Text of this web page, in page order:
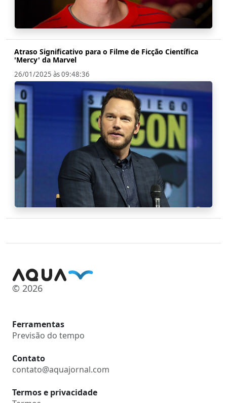
Atraso Significativo para o Filme de Ficção Científica
'Mercy' da Marvel
26/01/2025 às 09:48:36
© 2026
Ferramentas
Previsão do tempo
Contato
contato@aquajornal.com
Termos e privacidade